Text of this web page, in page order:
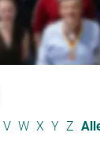
V W X Y Z